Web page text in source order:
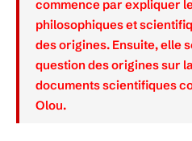
commence par expliquer
philosophiques et
des origines. Ensuite, elle
question des origines sur
documents scientifiques
Olou.